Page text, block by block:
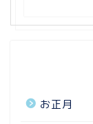
お正月